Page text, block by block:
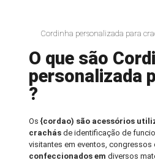
Cordinha personalizada para
O que são
personalizada
?
Os {cordao) são acessórios
crachás de identificação de
visitantes em eventos, congressos
confeccionados emdiversos